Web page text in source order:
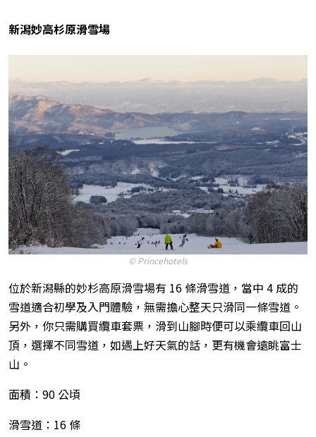
新潟妙高杉原滑雪場
© Princehotels
位於新潟縣的妙杉高原滑雪場有 16 條滑雪道，當中 4 成的
雪道適合初學及入門體驗，無需擔心整天只滑同一條雪道。
另外，你只需購買纜車套票，滑到山腳時便可以乘纜車回山
頂，選擇不同雪道，如遇上好天氣的話，更有機會遠眺富士
山。
面積：90 公頃
滑雪道：16 條